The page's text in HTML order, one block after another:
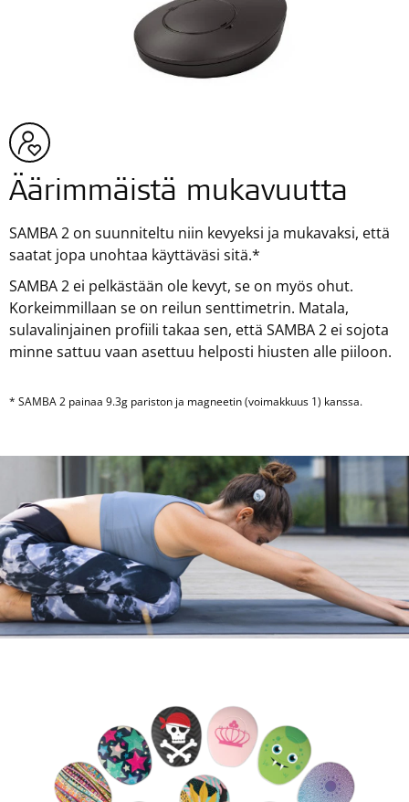
Äärimmäistä mukavuutta
SAMBA 2 on suunniteltu niin kevyeksi ja mukavaksi, että
saatat jopa unohtaa käyttäväsi sitä.*
SAMBA 2 ei pelkästään ole kevyt, se on myös ohut.
Korkeimmillaan se on reilun senttimetrin. Matala,
sulavalinjainen profiili takaa sen, että SAMBA 2 ei sojota
minne sattuu vaan asettuu helposti hiusten alle piiloon.
* SAMBA 2 painaa 9.3g pariston ja magneetin (voimakkuus 1) kanssa.